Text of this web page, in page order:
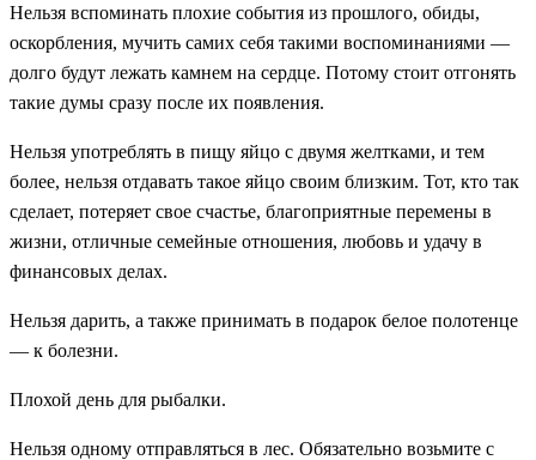
Нельзя вспоминать плохие события из прошлого, обиды,
оскорбления, мучить самих себя такими воспоминаниями —
долго будут лежать камнем на сердце. Потому стоит отгонять
такие думы сразу после их появления.
Нельзя употреблять в пищу яйцо с двумя желтками, и тем
более, нельзя отдавать такое яйцо своим близким. Тот, кто так
сделает, потеряет свое счастье, благоприятные перемены в
жизни, отличные семейные отношения, любовь и удачу в
финансовых делах.
Нельзя дарить, а также принимать в подарок белое полотенце
— к болезни.
Плохой день для рыбалки.
Нельзя одному отправляться в лес. Обязательно возьмите с